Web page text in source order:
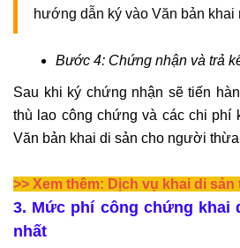
hướng dẫn ký vào Văn bản khai
Bước 4: Chứng nhận và trả
Sau khi ký chứng nhận sẽ tiến
thù lao công chứng và các chi phí
Văn bản khai di sản cho người thừa
>> Xem thêm: Dịch vụ khai di sản
3. Mức phí công chứng khai
nhất